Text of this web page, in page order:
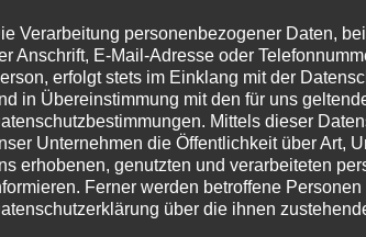
im Nordwesten. Als Tunnel
Vorstellungen der Mitte
Gleise nämlich. Eine reine
darum aber nicht. Das Kulturzentrum
gewidmet haben, ist vielmehr ein
von Konzertgänger:innen. Wir
Kulturzentrums (S. 22) und lernen das
Dienst aufgenommen hat (S. 24).
ist das Bremer Rundfunkmuseum, dem
Verarbeitung personenbezogener Daten,
Anschrift, E-Mail-Adresse oder
erfolgt stets im Einklang mit der
in Übereinstimmung mit den für uns
Mittels dieser
Unternehmen die Öffentlichkeit über Art,
erhobenen, genutzten und verarbeiteten
Ferner werden betroffene
über die ihnen